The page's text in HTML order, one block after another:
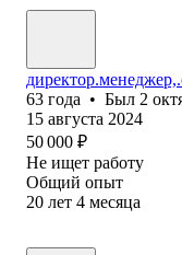
63 года • Был 2
15 августа 2024
50 000 ₽
Не ищет работу
Общий опыт
20 лет 4 месяца